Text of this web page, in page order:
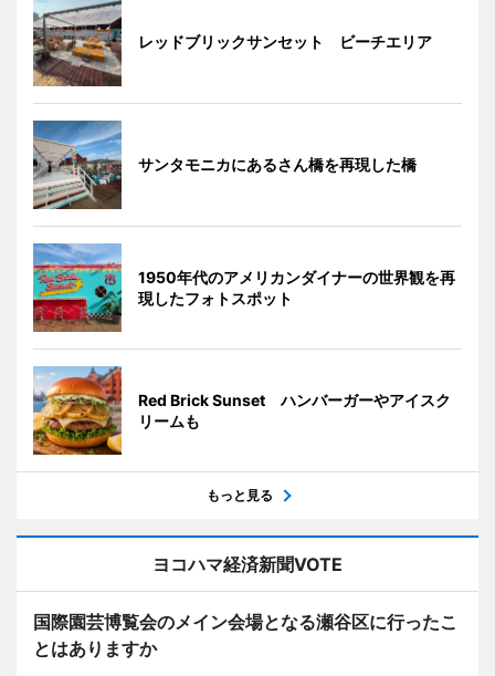
レッドブリックサンセット ビーチエリア
サンタモニカにあるさん橋を再現した橋
1950年代のアメリカンダイナーの世界観を再
現したフォトスポット
Red Brick Sunset ハンバーガーやアイスク
リームも
もっと見る
ヨコハマ経済新聞VOTE
国際園芸博覧会のメイン会場となる瀬谷区に行ったこ
とはありますか